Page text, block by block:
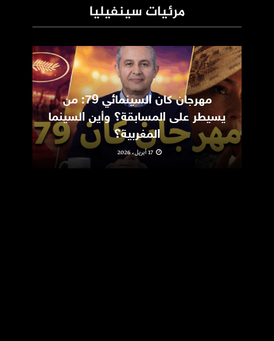
مرئيات سينفيليا
مهرجان كان السينمائي 79: من
يسيطر على المسابقة؟ وأين السينما
المغربية؟
17 أبريل، 2026